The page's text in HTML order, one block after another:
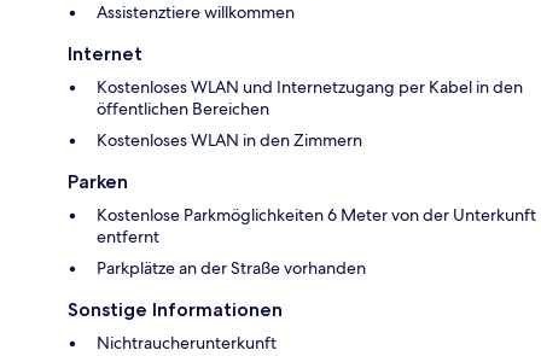
Assistenztiere willkommen
Internet
Kostenloses WLAN und Internetzugang per Kabel in den
öffentlichen Bereichen
Kostenloses WLAN in den Zimmern
Parken
Kostenlose Parkmöglichkeiten 6 Meter von der Unterkunft
entfernt
Parkplätze an der Straße vorhanden
Sonstige Informationen
Nichtraucherunterkunft